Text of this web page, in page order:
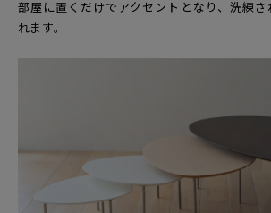
部屋に置くだけでアクセントとなり、洗練さ
れます。